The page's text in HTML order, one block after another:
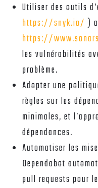
Utiliser des outils
https://snyk.io/)
https://
les vulnérabilités
problème.
Adopter une
règles sur les
minimales, et
dépendances.
Automatiser les
Dependabot
pull requests pour